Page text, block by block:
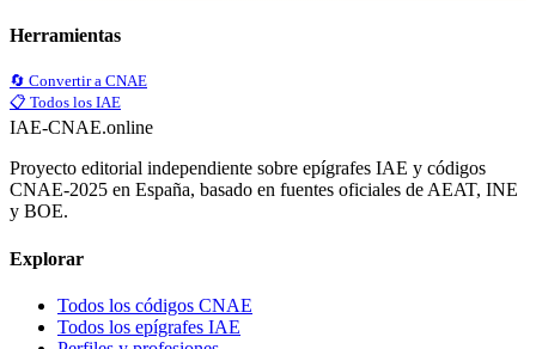
Herramientas
🔄 Convertir a CNAE
📋 Todos los IAE
IAE-CNAE.online
Proyecto editorial independiente sobre epígrafes IAE y códigos
CNAE-2025 en España, basado en fuentes oficiales de AEAT, INE
y BOE.
Explorar
Todos los códigos CNAE
Todos los epígrafes IAE